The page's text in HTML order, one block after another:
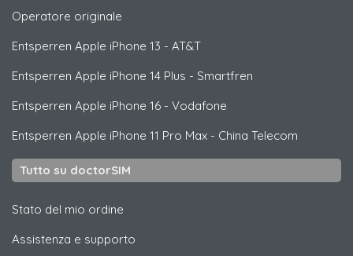
Operatore originale
Entsperren Apple iPhone 13 - AT&T
Entsperren Apple iPhone 14 Plus - Smartfren
Entsperren Apple iPhone 16 - Vodafone
Entsperren Apple iPhone 11 Pro Max - China Telecom
Tutto su doctorSIM
Stato del mio ordine
Assistenza e supporto